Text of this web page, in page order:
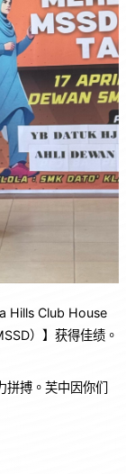
Hills Club House
）】获得佳绩。
拼搏。芙中因你们